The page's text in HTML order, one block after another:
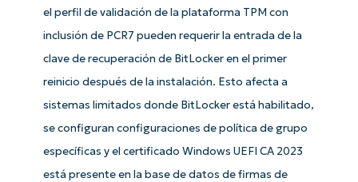
el perfil de validación de la plataforma TPM con
inclusión de PCR7 pueden requerir la entrada de la
clave de recuperación de BitLocker en el primer
reinicio después de la instalación. Esto afecta a
sistemas limitados donde BitLocker está habilitado,
se configuran configuraciones de política de grupo
específicas y el certificado Windows UEFI CA 2023
está presente en la base de datos de firmas de
¡Empiece con los análisis de KB